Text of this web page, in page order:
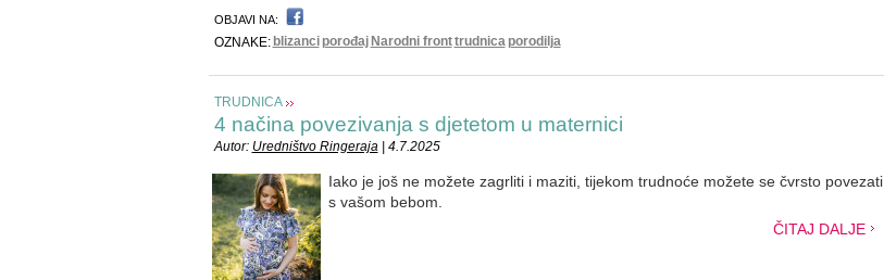
OBJAVI NA:
OZNAKE: blizanci porođaj Narodni fronttrudnica porodilja
TRUDNICA
4 načina povezivanja s djetetom u maternici
Autor: Uredništvo Ringeraja| 4.7.2025
Iako je još ne možete zagrliti i maziti, tijekom trudnoće možete se čvrsto povezati
s vašom bebom.
ČITAJ DALJE